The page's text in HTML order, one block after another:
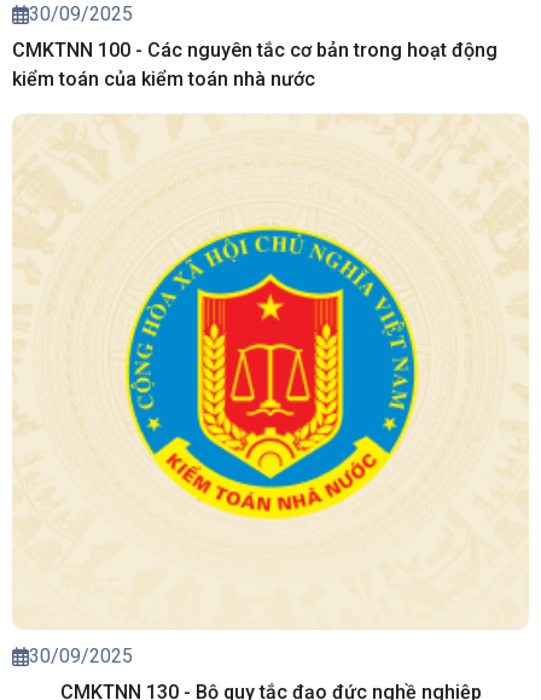
30/09/2025
CMKTNN 100 - Các nguyên tắc cơ bản trong hoạt động
kiểm toán của kiểm toán nhà nước
30/09/2025
CMKTNN 130 - Bộ quy tắc đạo đức nghề nghiệp